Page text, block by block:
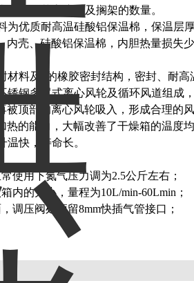
意调节高度以及搁架的数量。
为优质耐高温硅酸铝保温棉，保温层
内壳、硅酸铝保温棉，内胆热量损失
材料及*的橡胶密封结构，密封、耐高
锈钢多翼式离心风轮及循环风道组成
被顶部的离心风轮吸入，形成合理的
热的能力，大幅改善了干燥箱的温度
温快，寿命长。
使用下氮气压力调为2.5公斤左右；
内的大小，量程为10L/min-60Lmin；
调压阀处预留8mm快插气管接口；